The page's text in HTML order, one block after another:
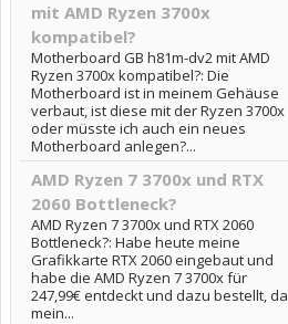
mit AMD Ryzen 3700x
kompatibel?
Motherboard GB h81m-dv2 mit AMD
Ryzen 3700x kompatibel?: Die
Motherboard ist in meinem Gehäuse
verbaut, ist diese mit der Ryzen 3700x
oder müsste ich auch ein neues
Motherboard anlegen?...
AMD Ryzen 7 3700x und RTX
2060 Bottleneck?
AMD Ryzen 7 3700x und RTX 2060
Bottleneck?: Habe heute meine
Grafikkarte RTX 2060 eingebaut und
habe die AMD Ryzen 7 3700x für
247,99€ entdeckt und dazu bestellt, da
mein...